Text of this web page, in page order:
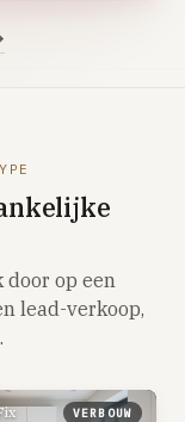
→
door op een
lead-verkoop,
VERBOUW